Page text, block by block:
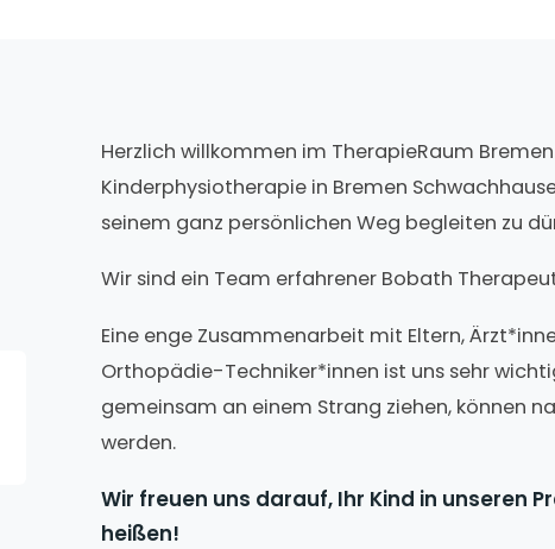
Herzlich willkommen im TherapieRaum
Kinderphysiotherapie in Bremen
seinem ganz persönlichen Weg begleiten zu
Wir sind ein Team erfahrener Bobath
Eine enge Zusammenarbeit mit Eltern,
Orthopädie-Techniker*innen ist uns sehr
gemeinsam an einem Strang ziehen, können
werden.
Wir freuen uns darauf, Ihr Kind in unseren
heißen!